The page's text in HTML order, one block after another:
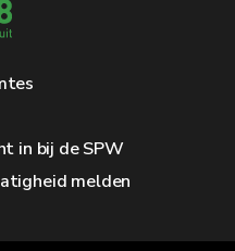
in bij de SPW
melden